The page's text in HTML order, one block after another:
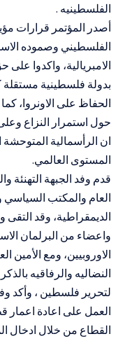
الفلسطينيه .
أصدر المؤتمر قرارات
الفلسطيني وصموده
الامبريالية، واكدوا
بدولة فلسطينية مستقلة
الحفاظ على الاونروا،
حول استمرار النزاع
ان الرأسمالية
المستوى العالمي.
قدم وفد الجبهة التهنئة
العام والمكتب السياسي
الديمقراطية، وقد
واعضاء من البرلمان
الاوروبيين، ومع الأمين
لتحرير فلسطين ، وأكد
العمل على اعادة اعمار
القطاع من خلال ادخال